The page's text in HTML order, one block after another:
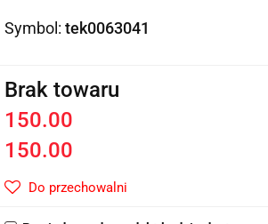
Symbol: tek0063041
Brak towaru
150.00
150.00
Do przechowalni